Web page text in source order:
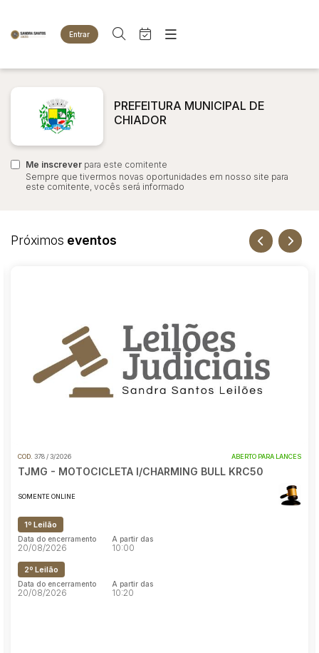
Entrar
Criar conta Entrar
Site
Agenda
Quem Somos
Busca por categoria
Animais
Terreno
Categoria
Estados Cidade
Pesquisar
Quem Somos
PREFEITURA MUNICIPAL DE
CHIADOR
Me inscrever para este comitente
Sempre que tivermos novas oportunidades em nosso site para
este comitente, vocês será informado
Próximos eventos
COD. 378 / 3/2026 ABERTO PARA LANCES
TJMG - MOTOCICLETA I/CHARMING BULL KRC50
SOMENTE ONLINE
1º Leilão
Data do encerramento
20/08/2026
A partir das
10:00
2º Leilão
Data do encerramento
20/08/2026
A partir das
10:20